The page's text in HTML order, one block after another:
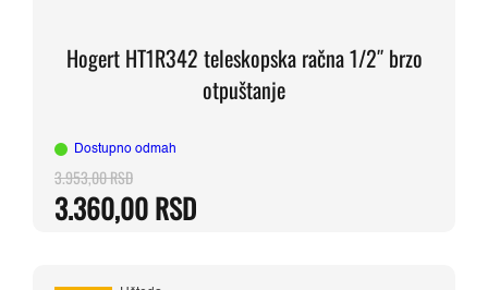
Hogert HT1R342 teleskopska račna 1/2″ brzo
otpuštanje
Dostupno odmah
3.953,00RSDOriginalna
cena
3.953,00 RSD.
3.360,00RSD
Trenutna
cena